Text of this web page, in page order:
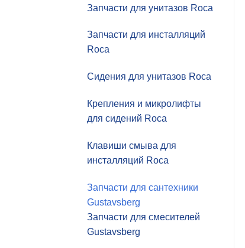
Запчасти для унитазов Roca
Запчасти для инсталляций
Roca
Сидения для унитазов Roca
Крепления и микролифты
для сидений Roca
Клавиши смыва для
инсталляций Roca
Запчасти для сантехники
Gustavsberg
Запчасти для смесителей
Gustavsberg